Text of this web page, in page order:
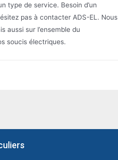
type de service. Besoin d’un
pas à contacter ADS-EL. Nous
aussi sur l’ensemble du
soucis électriques.